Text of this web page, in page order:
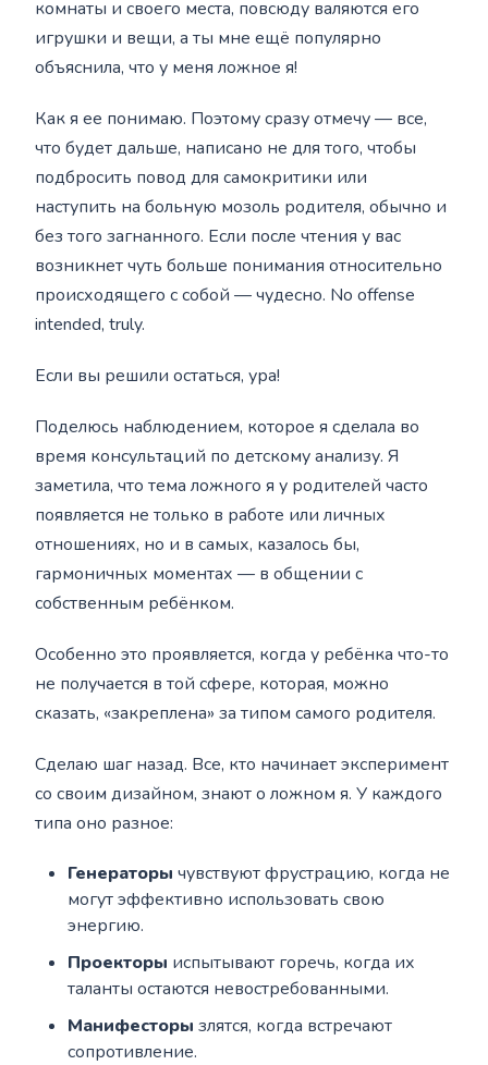
комнаты и своего места, повсюду валяются его
игрушки и вещи, а ты мне ещё популярно
объяснила, что у меня ложное я!
Как я ее понимаю. Поэтому сразу отмечу — все,
что будет дальше, написано не для того, чтобы
подбросить повод для самокритики или
наступить на больную мозоль родителя, обычно и
без того загнанного. Если после чтения у вас
возникнет чуть больше понимания относительно
происходящего с собой — чудесно. No offense
intended, truly.
Если вы решили остаться, ура!
Поделюсь наблюдением, которое я сделала во
время консультаций по детскому анализу. Я
заметила, что тема ложного я у родителей часто
появляется не только в работе или личных
отношениях, но и в самых, казалось бы,
гармоничных моментах — в общении с
собственным ребёнком.
Особенно это проявляется, когда у ребёнка что-то
не получается в той сфере, которая, можно
сказать, «закреплена» за типом самого родителя.
Сделаю шаг назад. Все, кто начинает эксперимент
со своим дизайном, знают о ложном я. У каждого
типа оно разное:
Генераторы чувствуют фрустрацию, когда не
могут эффективно использовать свою
энергию.
Проекторы испытывают горечь, когда их
таланты остаются невостребованными.
Манифесторы злятся, когда встречают
сопротивление.